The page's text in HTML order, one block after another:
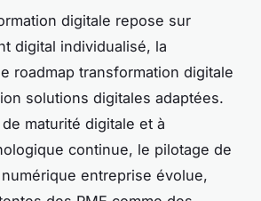
digitale repose sur
digital individualisé, la
roadmap transformation digitale
solutions digitales adaptées.
de maturité digitale et à
continue, le pilotage de
entreprise évolue,